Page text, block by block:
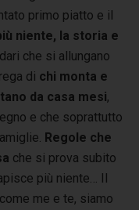
primo piatto e il
niente, la storia e
che si allungano
di chi monta e
da casa mesi,
e che soprattutto
Regole che
che si prova subito
più niente… Il
me e te, siamo